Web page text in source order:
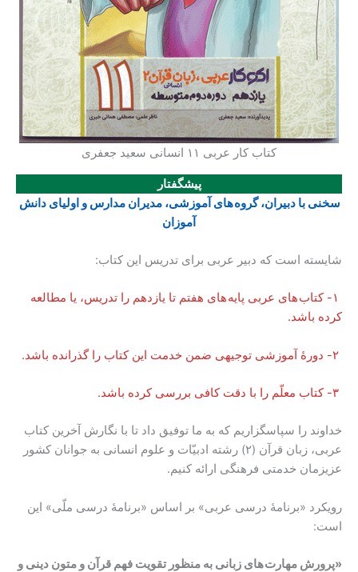
کتاب کار عربی ۱۱ انسانی سعید جعفری
پیشگفتار
سخنی با دبیران، گروه های آموزشی، مدیران مدارس و اولیای دانش
آموزان
شایسته است که دبیر عربی برای تدریس این کتاب:
۱- کتاب های عربی پایه های هفتم تا یازدهم را تدریس، یا مطالعه
کرده باشد.
خداوند را سپاسگزاریم که به ما توفیق داد تا با نگارش آخرین کتاب
عربی، زبان قرآن (۲) رشته ادبیّات و علوم انسانی به جوانان کشور
عزیزمان خدمتی فرهنگی ارائه کنیم.
رویکرد «برنامۀ درسی عربی» بر اساس «برنامۀ درسی ملّی» این
است:
«پرورش مهارت های زبانی به منظور تقویت فهم قرآن و متون دینی و